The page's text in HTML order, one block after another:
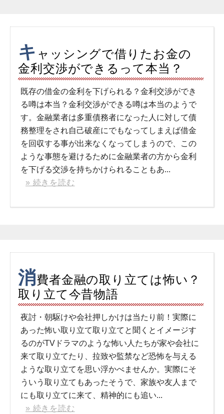
キ ャッシングで借りたお金の
金利交渉ができるって本当？
既存の借金の金利を下げられる？金利交渉ができ
る噂は本当？金利交渉ができる噂は本当のようで
す。金融業者は多重債務者になった人に対して債
務整理をされ自己破産にでもなってしまえば借金
を回収する事が出来なくなってしまうので、この
ような事態を避けるために金融業者の方から金利
を下げる交渉を持ちかけられることもあ...
» 続きを読む
消費者金融の取り立ては怖い？
取り立て今昔物語
夜討・朝駆けや会社押しかけは当たり前！実際に
あった怖い取り立て取り立てと聞くとイメージす
るのがTVドラマのような怖い人たちが家や会社に
来て取り立てたり、拉致や監禁など恐怖を与える
ような取り立てを思い浮かべませんか。実際にそ
ういう取り立てもあったそうで、家族や友人まで
にも取り立てに来て、精神的にも追い...
» 続きを読む